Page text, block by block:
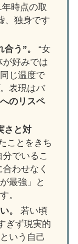
時点の取
、独身です
う”。
“女
が好みでは
じ温度で
表現はバ
のリスペ
さと対
ことをきち
分でいるこ
わせなく
最強」と
。
。
若い頃
ぎず現実的
いう自己